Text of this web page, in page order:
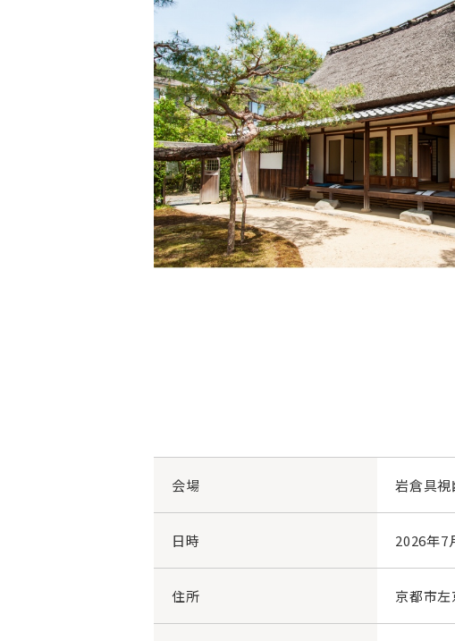
会場 岩倉具
日時 2026年7
住所 京都市